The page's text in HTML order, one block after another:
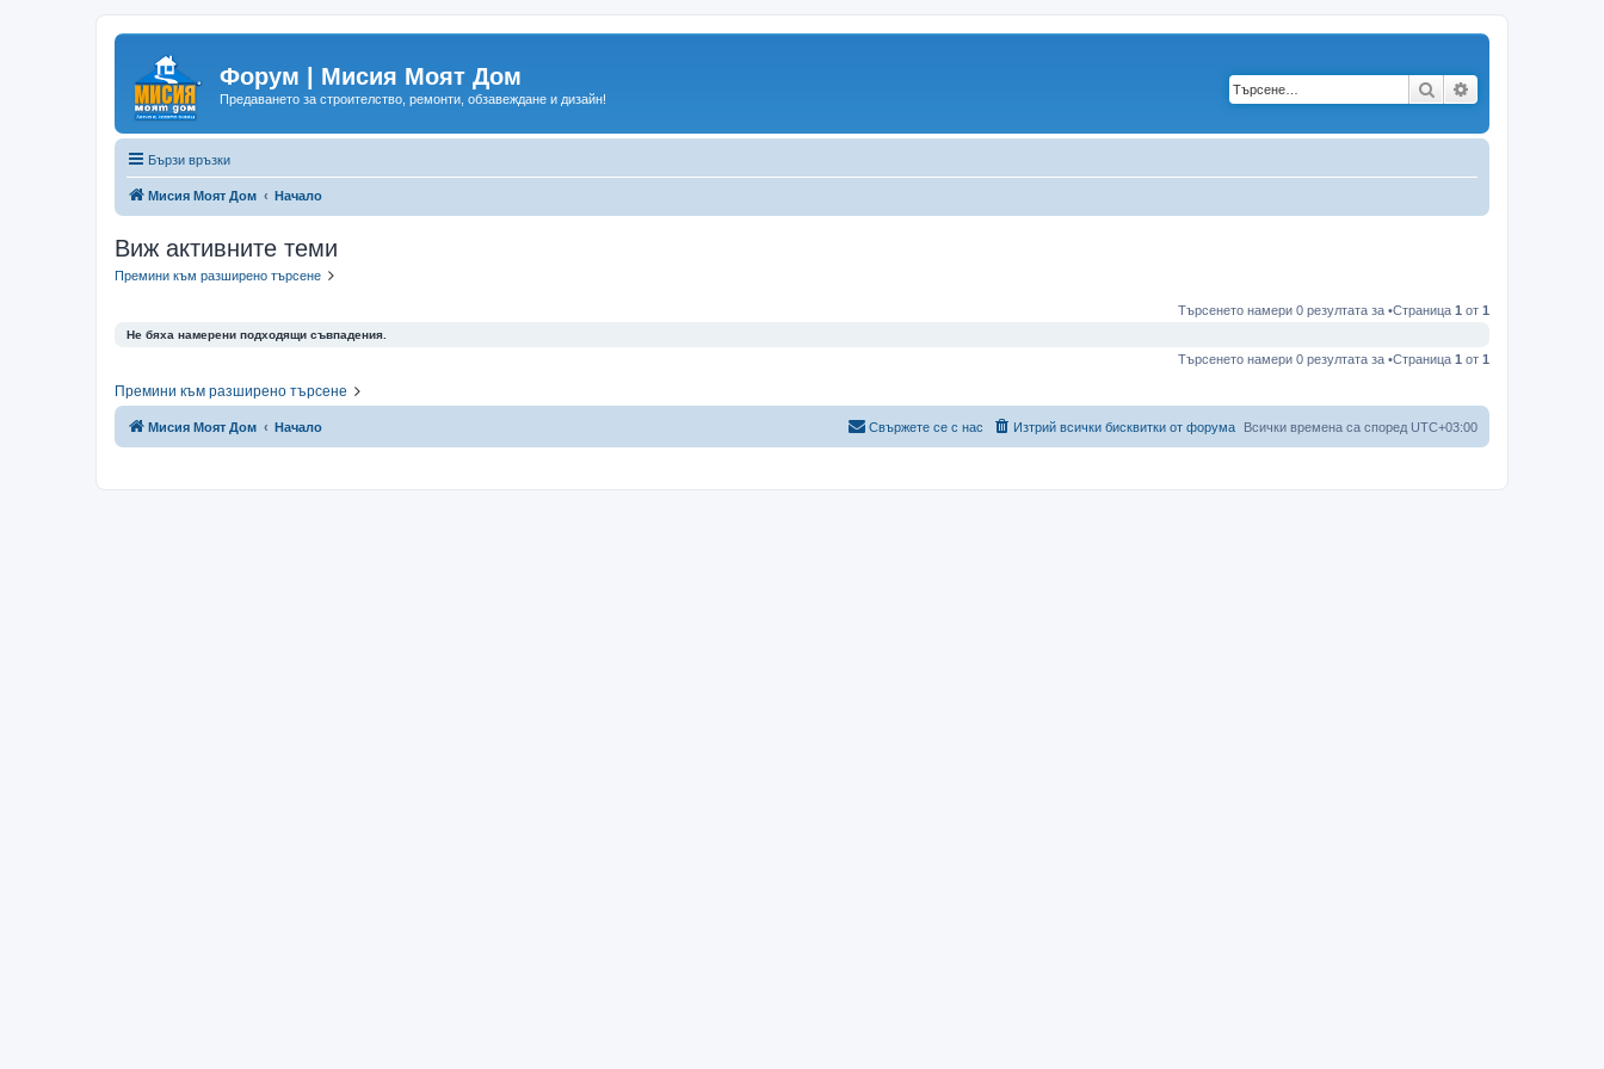
Форум | Мисия Моят Дом
Предаването за строителство, ремонти, обзавеждане и дизайн! Търсене
Бързи връзки
Мисия Моят Дом Начало
Виж активните теми
Премини към разширено търсене
Търсенето намери 0 резултата за •Страница 1 от 1
Не бяха намерени подходящи съвпадения.
Търсенето намери 0 резултата за •Страница 1 от 1
Премини към разширено търсене
Мисия Моят Дом Начало Всички времена са според UTC+03:00
Изтрий всички бисквитки от форума
Свържете се с нас